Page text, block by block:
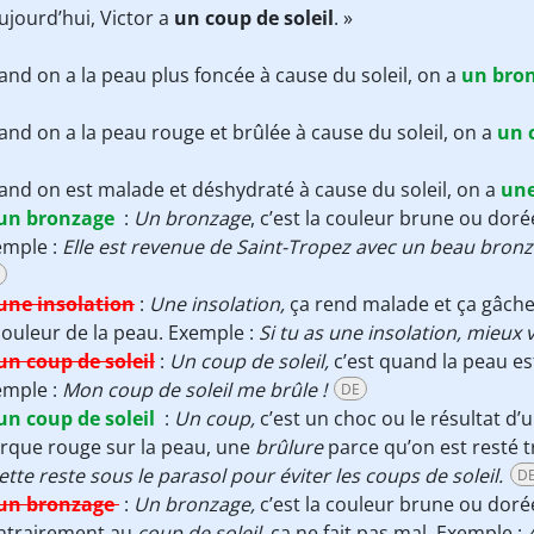
Victor a un coup de soleil. »
on a la peau plus foncée à cause du soleil, on a un
on a la peau rouge et brûlée à cause du soleil, on a un
on est malade et déshydraté à cause du soleil, on a
bronzage : Un bronzage, c’est la couleur brune ou
: Elle est revenue de Saint-Tropez avec un beau
insolation : Une insolation, ça rend malade et ça
de la peau. Exemple : Si tu as une insolation, mieux
coup de soleil : Un coup de soleil, c’est quand la peau
: Mon coup de soleil me brûle ! DE
coup de soleil : Un coup, c’est un choc ou le résultat
rouge sur la peau, une brûlureparce qu’on est resté
reste sous le parasol pour éviter les coups de soleil.
bronzage : Un bronzage, c’est la couleur brune ou